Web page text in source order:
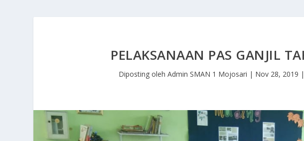
PELAKSANAAN PAS GANJIL
Diposting olehAdmin SMAN 1 Mojosari | Nov 28, 2019